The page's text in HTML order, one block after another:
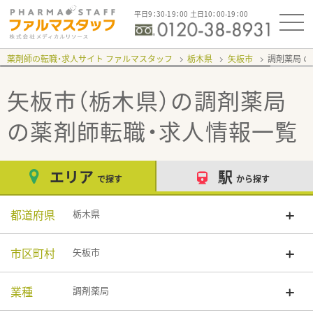
平日9：30-19：00 土日10：00-19：00
薬剤師の転職・求人サイト ファルマスタッフ 栃木県 矢板市 調剤薬局
矢板市（栃木県）の調剤薬局
の薬剤師転職・求人情報一覧
エリア で探す 駅 から探す
都道府県 栃木県
市区町村 矢板市
業種 調剤薬局